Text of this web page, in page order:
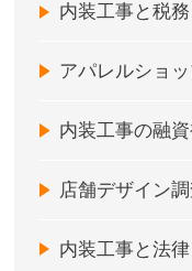
内装工事と税
アパレルショ
内装工事の融
店舗デザイン
内装工事と法律